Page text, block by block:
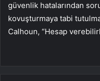
güvenlik hatalarından
kovuşturmaya tabi
Calhoun, “Hesap